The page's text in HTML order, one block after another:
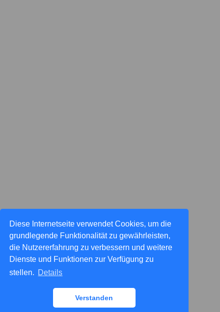
Diese Internetseite verwendet Cookies, um die
grundlegende Funktionalität zu gewährleisten,
die Nutzererfahrung zu verbessern und weitere
Dienste und Funktionen zur Verfügung zu
stellen. Details
Verstanden